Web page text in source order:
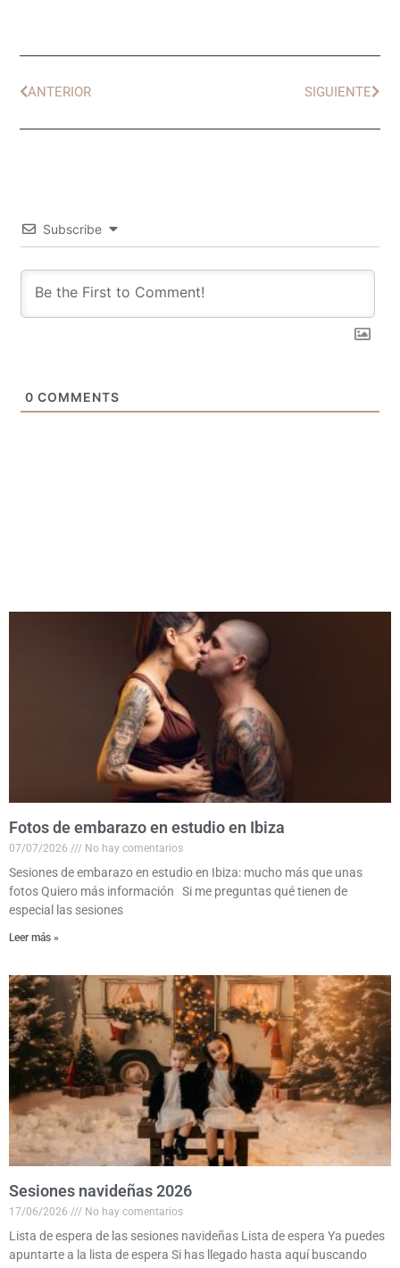
ANTERIOR SIGUIENTE
Subscribe
0 COMMENTS
Fotos de embarazo en estudio en Ibiza
07/07/2026 No hay comentarios
Sesiones de embarazo en estudio en Ibiza: mucho más que unas
fotos Quiero más información Si me preguntas qué tienen de
especial las sesiones
Leer más »
Sesiones navideñas 2026
17/06/2026 No hay comentarios
Lista de espera de las sesiones navideñas Lista de espera Ya puedes
apuntarte a la lista de espera Si has llegado hasta aquí buscando